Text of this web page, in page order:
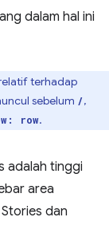
dalam hal ini
terhadap
sebelum /,
row.
adalah tinggi
area
dan